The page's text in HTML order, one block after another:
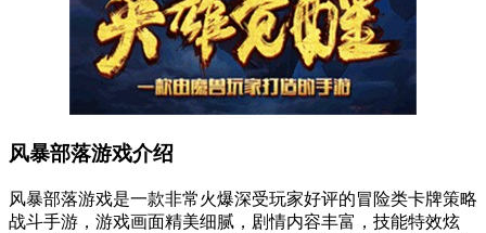
风暴部落游戏介绍
风暴部落游戏是一款非常火爆深受玩家好评的冒险类卡牌策略
战斗手游，游戏画面精美细腻，剧情内容丰富，技能特效炫